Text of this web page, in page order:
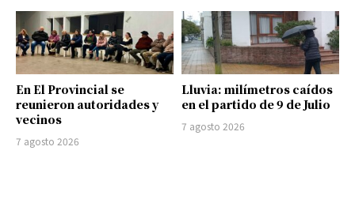
En El Provincial se
reunieron autoridades y
vecinos
7 agosto 2026
Lluvia: milímetros caídos
en el partido de 9 de Julio
7 agosto 2026